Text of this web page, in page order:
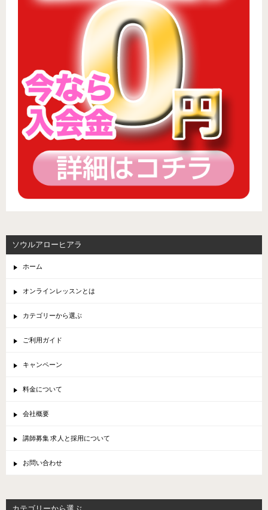
ソウルアローヒアラ
ホーム
オンラインレッスンとは
カテゴリーから選ぶ
ご利用ガイド
キャンペーン
料金について
会社概要
講師募集 求人と採用について
お問い合わせ